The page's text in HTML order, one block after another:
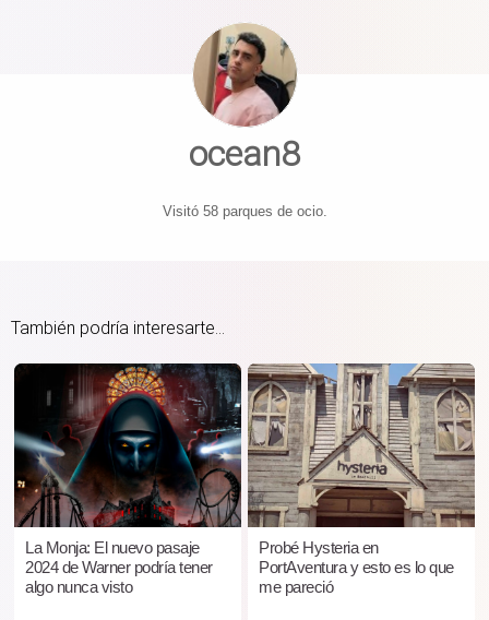
ocean8
Visitó 58 parques de ocio.
También podría interesarte...
La Monja: El nuevo pasaje
2024 de Warner podría tener
algo nunca visto
Probé Hysteria en
PortAventura y esto es lo que
me pareció